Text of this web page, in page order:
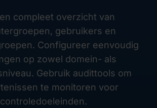
compleet overzicht van
gebruikers en
Configureer eenvoudig
op zowel domein- als
Gebruik audittools om
te monitoren voor
controledoeleinden.